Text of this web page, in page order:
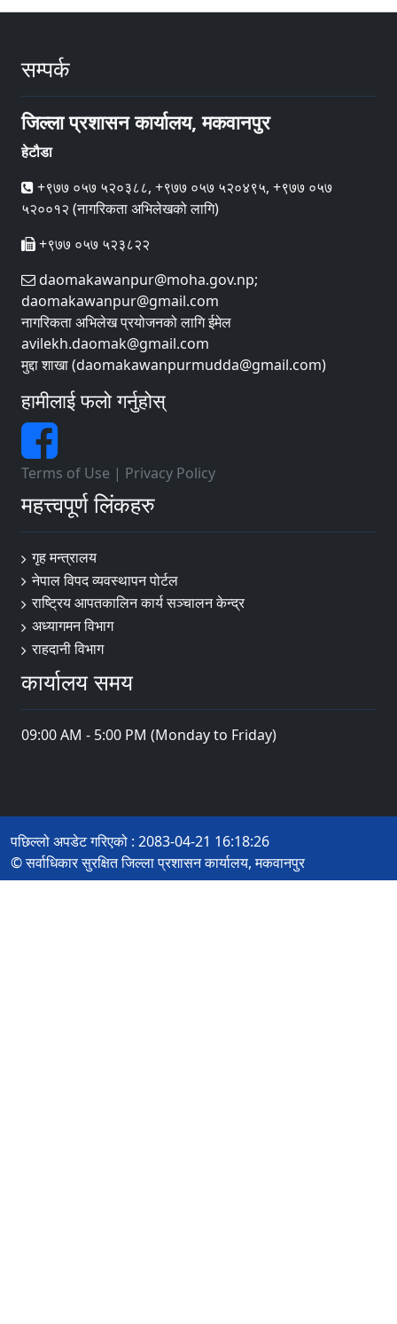
सम्पर्क
जिल्ला प्रशासन कार्यालय, मकवानपुर
हेटौडा
+९७७ ०५७ ५२०३८८, +९७७ ०५७ ५२०४९५, +९७७ ०५७
५२००१२ (नागरिकता अभिलेखको लागि)
+९७७ ०५७ ५२३८२२
daomakawanpur@moha.gov.np;
daomakawanpur@gmail.com
नागरिकता अभिलेख प्रयोजनको लागि ईमेल
avilekh.daomak@gmail.com
मुद्दा शाखा (daomakawanpurmudda@gmail.com)
हामीलाई फलो गर्नुहोस्
Terms of Use | Privacy Policy
महत्त्वपूर्ण लिंकहरु
गृह मन्त्रालय
नेपाल विपद व्यवस्थापन पोर्टल
राष्ट्रिय आपतकालिन कार्य सञ्चालन केन्द्र
अध्यागमन विभाग
राहदानी विभाग
कार्यालय समय
09:00 AM - 5:00 PM (Monday to Friday)
पछिल्लो अपडेट गरिएको : 2083-04-21 16:18:26
© सर्वाधिकार सुरक्षित जिल्ला प्रशासन कार्यालय, मकवानपुर